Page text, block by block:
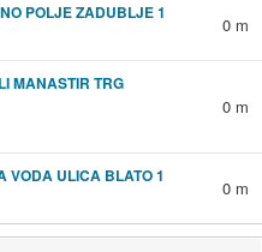
POLJE ZADUBLJE 1
0 m
MANASTIR TRG
0 m
VODA ULICA BLATO 1
0 m